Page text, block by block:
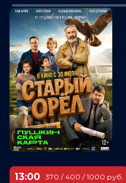
13:00 370 / 400 / 1000 руб.